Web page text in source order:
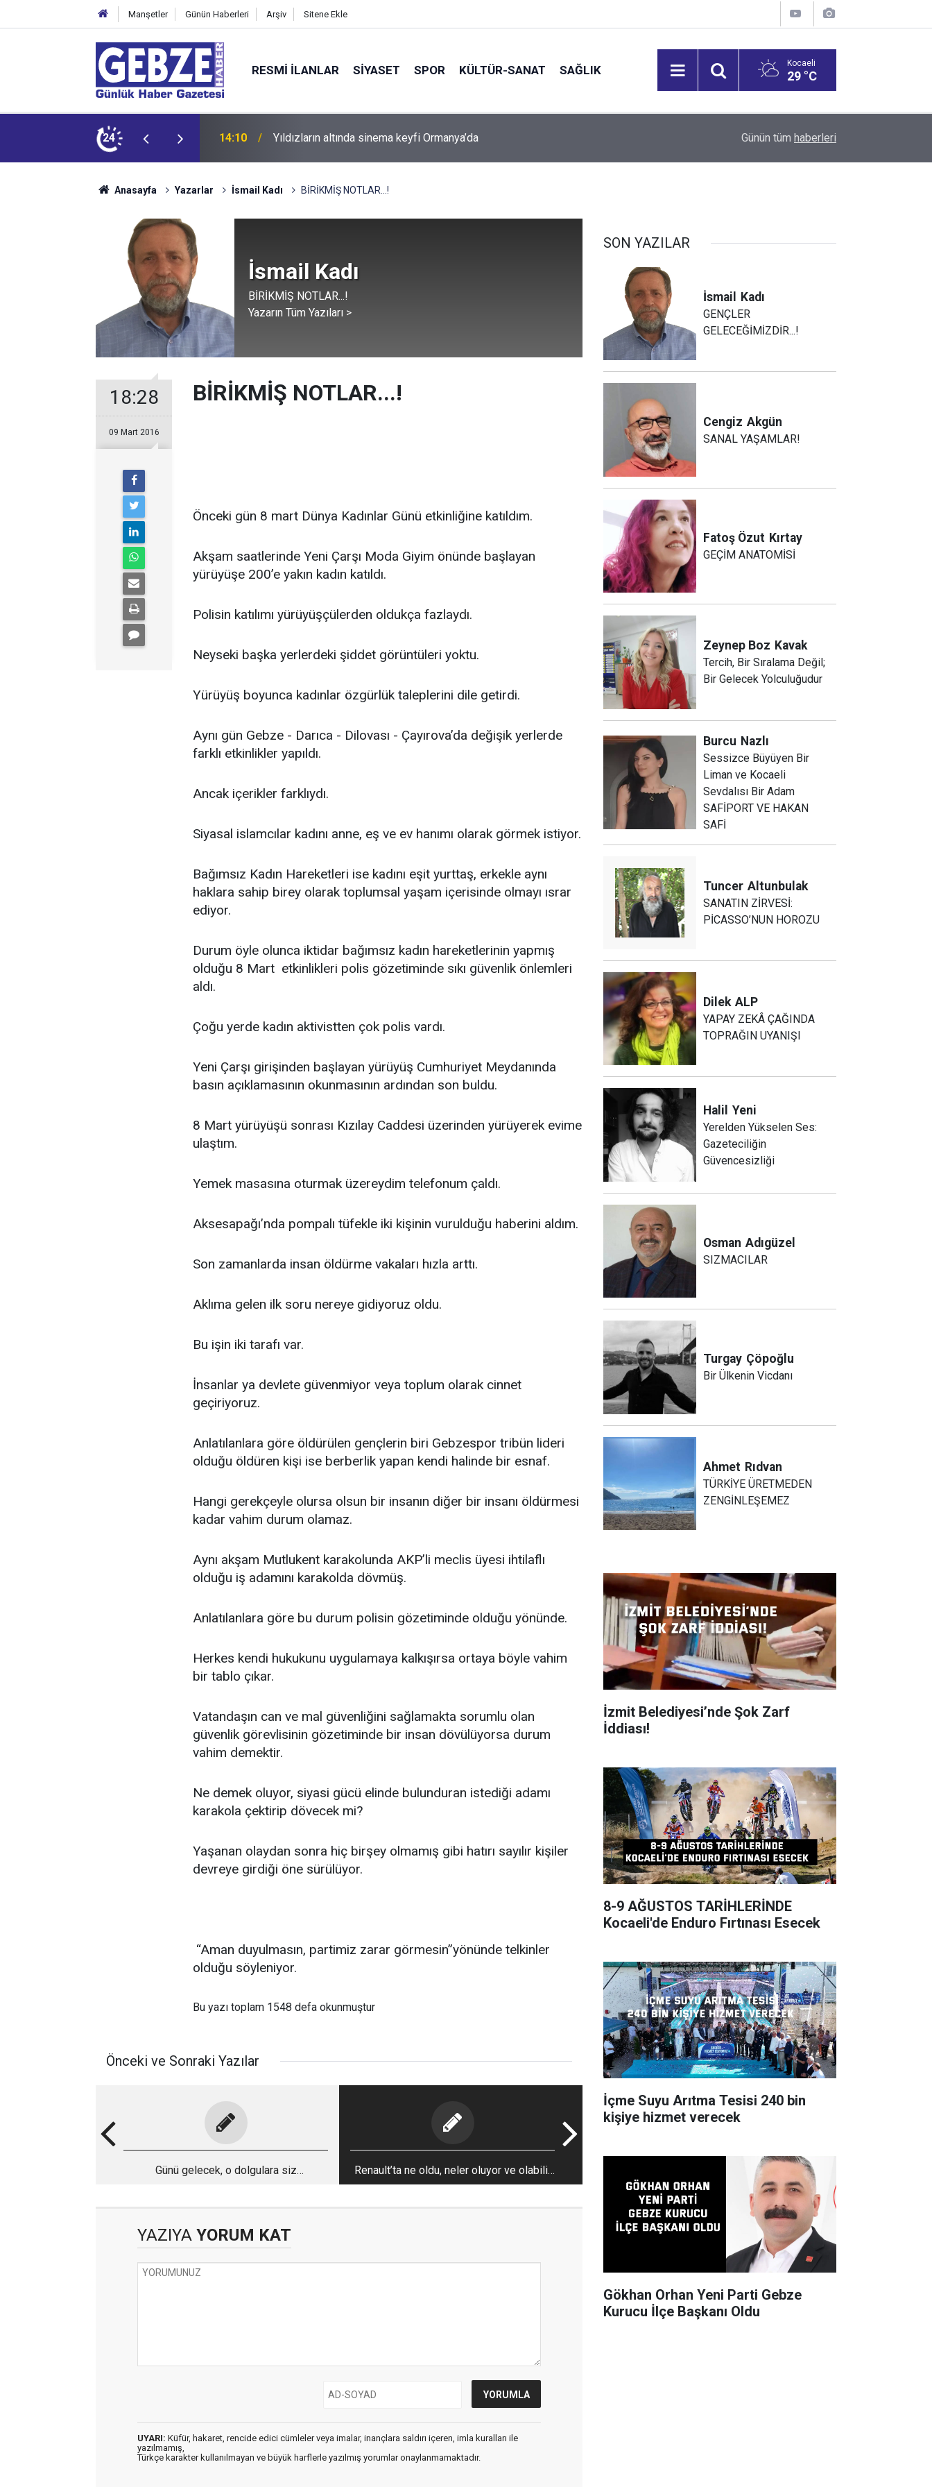
Manşetler Günün Haberleri Arşiv Sitene Ekle
RESMI İLANLAR SİYASET SPOR KÜLTÜR-SANAT SAĞLIK Kocaeli
29 °C
24 14:08 Sıcak yemek desteğiyle dayanışmay büyüyor Fındık Üreticilerine Yol Desteği
Günün tüm haberleri
Anasayfa Yazarlar İsmail Kadı BİRİKMİŞ NOTLAR...!
İsmail Kadı
BİRİKMİŞ NOTLAR...!
Yazarın Tüm Yazıları >
18:28
09 Mart 2016
BİRİKMİŞ NOTLAR...!
Önceki gün 8 mart Dünya Kadınlar Günü etkinliğine katıldım.
Akşam saatlerinde Yeni Çarşı Moda Giyim önünde başlayan
yürüyüşe 200’e yakın kadın katıldı.
Polisin katılımı yürüyüşçülerden oldukça fazlaydı.
Neyseki başka yerlerdeki şiddet görüntüleri yoktu.
Yürüyüş boyunca kadınlar özgürlük taleplerini dile getirdi.
Aynı gün Gebze - Darıca - Dilovası - Çayırova’da değişik yerlerde
farklı etkinlikler yapıldı.
Ancak içerikler farklıydı.
Siyasal islamcılar kadını anne, eş ve ev hanımı olarak görmek istiyor.
Bağımsız Kadın Hareketleri ise kadını eşit yurttaş, erkekle aynı
haklara sahip birey olarak toplumsal yaşam içerisinde olmayı ısrar
ediyor.
Durum öyle olunca iktidar bağımsız kadın hareketlerinin yapmış
olduğu 8 Mart etkinlikleri polis gözetiminde sıkı güvenlik önlemleri
aldı.
Çoğu yerde kadın aktivistten çok polis vardı.
Yeni Çarşı girişinden başlayan yürüyüş Cumhuriyet Meydanında
basın açıklamasının okunmasının ardından son buldu.
8 Mart yürüyüşü sonrası Kızılay Caddesi üzerinden yürüyerek evime
ulaştım.
Yemek masasına oturmak üzereydim telefonum çaldı.
Aksesapağı’nda pompalı tüfekle iki kişinin vurulduğu haberini aldım.
Son zamanlarda insan öldürme vakaları hızla arttı.
Aklıma gelen ilk soru nereye gidiyoruz oldu.
Bu işin iki tarafı var.
İnsanlar ya devlete güvenmiyor veya toplum olarak cinnet
geçiriyoruz.
Anlatılanlara göre öldürülen gençlerin biri Gebzespor tribün lideri
olduğu öldüren kişi ise berberlik yapan kendi halinde bir esnaf.
Hangi gerekçeyle olursa olsun bir insanın diğer bir insanı öldürmesi
kadar vahim durum olamaz.
Aynı akşam Mutlukent karakolunda AKP’li meclis üyesi ihtilaflı
olduğu iş adamını karakolda dövmüş.
Anlatılanlara göre bu durum polisin gözetiminde olduğu yönünde.
Herkes kendi hukukunu uygulamaya kalkışırsa ortaya böyle vahim
bir tablo çıkar.
Vatandaşın can ve mal güvenliğini sağlamakta sorumlu olan
güvenlik görevlisinin gözetiminde bir insan dövülüyorsa durum
vahim demektir.
Ne demek oluyor, siyasi gücü elinde bulunduran istediği adamı
karakola çektirip dövecek mi?
Yaşanan olaydan sonra hiç birşey olmamış gibi hatırı sayılır kişiler
devreye girdiği öne sürülüyor.
“Aman duyulmasın, partimiz zarar görmesin”yönünde telkinler
olduğu söyleniyor.
Bu yazı toplam 1548 defa okunmuştur
Önceki ve Sonraki Yazılar
Günü gelecek, o dolgulara siz
Renault’ta ne oldu, neler oluyor ve olabilir
?
YAZIYA YORUM KAT
UYARI: Küfür, hakaret, rencide edici cümleler veya imalar, inançlara saldırı içeren, imla kuralları ile
yazılmamış,
Türkçe karakter kullanılmayan ve büyük harflerle yazılmış yorumlar onaylanmamaktadır.
SON YAZILAR
İsmail Kadı
GENÇLER
GELECEĞİMİZDİR...!
Cengiz Akgün
SANAL YAŞAMLAR!
Fatoş Özut Kırtay
GEÇİM ANATOMİSİ
Zeynep Boz Kavak
Tercih, Bir Sıralama Değil;
Bir Gelecek Yolculuğudur
Burcu Nazlı
Sessizce Büyüyen Bir
Liman ve Kocaeli
Sevdalısı Bir Adam
SAFİPORT VE HAKAN
SAFİ
Tuncer Altunbulak
SANATIN ZİRVESİ:
PİCASSO’NUN HOROZU
Dilek ALP
YAPAY ZEKÂ ÇAĞINDA
TOPRAĞIN UYANIŞI
Halil Yeni
Yerelden Yükselen Ses:
Gazeteciliğin
Güvencesizliği
Osman Adıgüzel
SIZMACILAR
Turgay Çöpoğlu
Bir Ülkenin Vicdanı
Ahmet Rıdvan
TÜRKİYE ÜRETMEDEN
ZENGİNLEŞEMEZ
İzmit Belediyesi’nde Şok Zarf
İddiası!
8-9 AĞUSTOS TARİHLERİNDE
Kocaeli'de Enduro Fırtınası Esecek
İçme Suyu Arıtma Tesisi 240 bin
kişiye hizmet verecek
Gökhan Orhan Yeni Parti Gebze
Kurucu İlçe Başkanı Oldu